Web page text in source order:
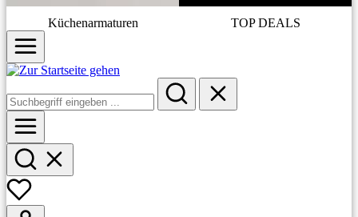
Küchenarmaturen TOP DEALS